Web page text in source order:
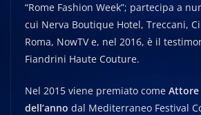
“Rome Fashion Week”; partecipa a
cui Nerva Boutique Hotel, Treccani,
Roma, NowTV e, nel 2016, è il
Fiandrini Haute Couture.
Nel 2015 viene premiato come Attore
dell’anno dal Mediterraneo Festival